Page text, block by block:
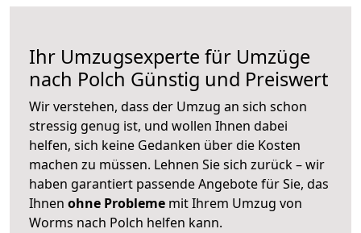
Ihr Umzugsexperte für Umzüge
nach Polch Günstig und Preiswert
Wir verstehen, dass der Umzug an sich schon
stressig genug ist, und wollen Ihnen dabei
helfen, sich keine Gedanken über die Kosten
machen zu müssen. Lehnen Sie sich zurück – wir
haben garantiert passende Angebote für Sie, das
Ihnen ohne Probleme mit Ihrem Umzug von
Worms nach Polch helfen kann.